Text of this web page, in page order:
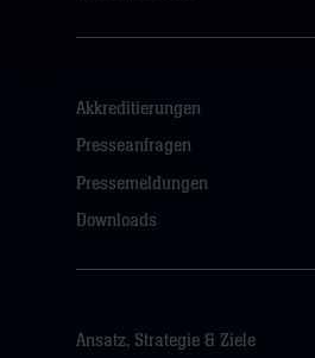
Akkreditierungen
Presseanfragen
Pressemeldungen
Downloads
Ansatz, Strategie & Ziele